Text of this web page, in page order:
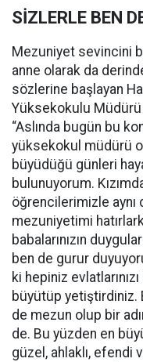
SİZLERLE BEN
Mezuniyet sevincini
anne olarak da
sözlerine başlayan
Yüksekokulu Müdürü
“Aslında bugün bu
yüksekokul müdürü
büyüdüğü günleri
bulunuyorum.
öğrencilerimizle aynı
mezuniyetimi
babalarınızın
ben de gurur
ki hepiniz
büyütüp yetiştirdiniz.
de mezun olup bir
de. Bu yüzden en
güzel, ahlaklı, efendi